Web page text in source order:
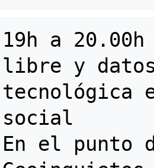
19h a
libre y datos
tecnológica
social
En el punto